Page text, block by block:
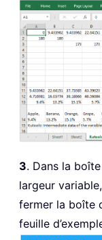
3. Dans la
largeur
fermer la boîte
feuille